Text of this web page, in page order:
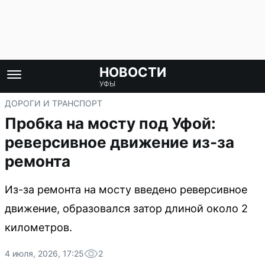
НОВОСТИ
УФЫ
ДОРОГИ И ТРАНСПОРТ
Пробка на мосту под Уфой:
реверсивное движение из-за
ремонта
Из-за ремонта на мосту введено реверсивное
движение, образовался затор длиной около 2
километров.
4 июля, 2026, 17:25 2